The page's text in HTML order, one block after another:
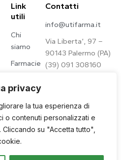
privacy
la tua esperienza di
o contenuti personalizzati e
su "Accetta tutto",
Link
utili
Chi
siamo
Farmacie
Policy
Contatti
info@utifarma.it
Via Liberta’, 97 –
90143 Palermo (PA)
(39) 091 308160